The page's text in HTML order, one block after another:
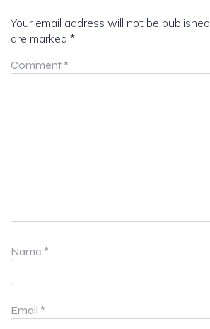
Your email address will not be published.
are marked *
Comment *
Name *
Email *